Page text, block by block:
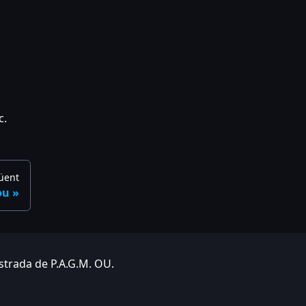
de P.A.G.M. OU.